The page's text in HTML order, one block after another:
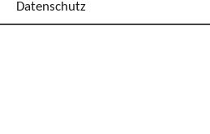
Datenschutz